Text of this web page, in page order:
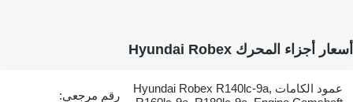
أسعار أجزاء المحرك Hyundai Robex
عمود الكامات Hyundai Robex R140lc-9a,
رقم مرجعي: